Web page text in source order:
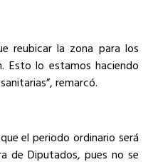
reubicar la zona para los
Esto lo estamos haciendo
remarcó.
el periodo ordinario será
de Diputados, pues no se